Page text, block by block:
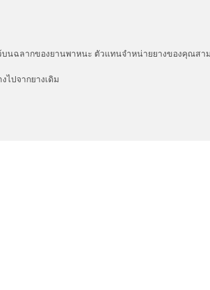
นฉลากของยานพาหนะ ตัวแทนจำหน่ายยางของคุณสา
ปจากยางเดิม